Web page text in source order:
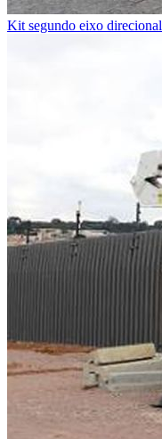
Kit segundo eixo direcional